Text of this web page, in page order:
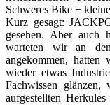
Schweres Bike +
Kurz gesagt:
gesehen. Aber auch
warteten wir an
angekommen,
wieder etwas
Fachwissen glänzen,
aufgestellten